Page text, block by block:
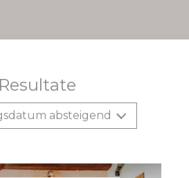
Resultate
absteigend